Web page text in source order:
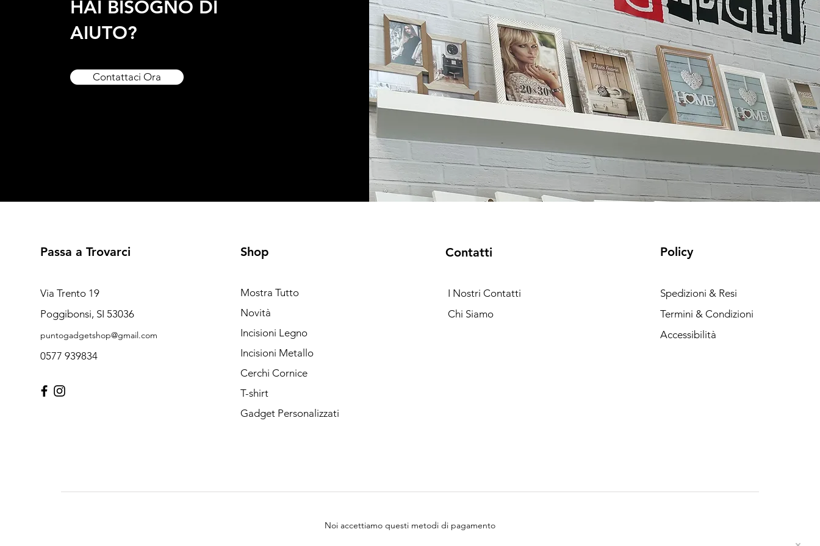
HAI BISOGNO DI
AIUTO?
Contattaci Ora
Passa a Trovarci
Via Trento 19
Poggibonsi, SI 53036
puntogadgetshop@gmail.com
0577 939834
Shop
Mostra Tutto
Novità
Incisioni Legno
Incisioni Metallo
Cerchi Cornice
T-shirt
Gadget Personalizzati
Contatti
I Nostri Contatti
Chi Siamo
Policy
Spedizioni & Resi
Termini & Condizioni
Accessibilità
Noi accettiamo questi metodi di pagamento